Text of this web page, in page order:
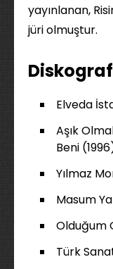
yayınlanan,
jüri olmuştur.
Elveda
Aşık
Beni
Yılmaz
Masum
Olduğum
Türk